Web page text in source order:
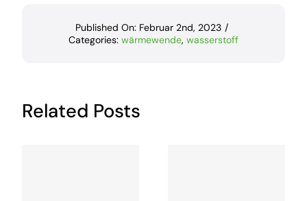
Published On: Februar 2nd, 2023 /
Categories: wärmewende, wasserstoff
Related Posts